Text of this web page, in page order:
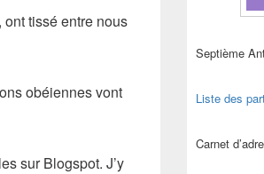
tissé entre nous
obéiennes vont
sur Blogspot. J’y
Septième
Liste des
Carnet